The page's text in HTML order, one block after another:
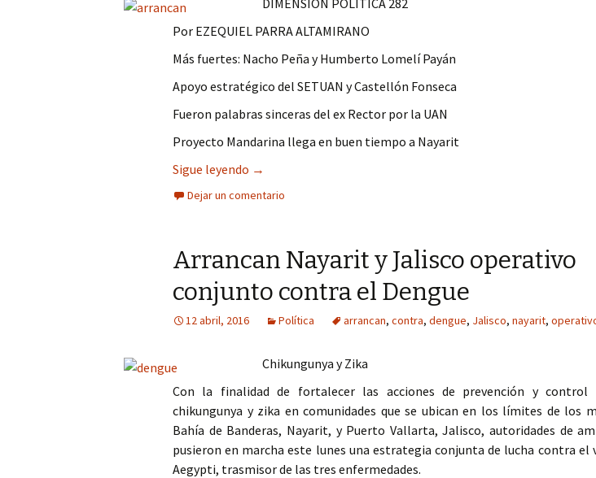
DIMENSIÓN POLÍTICA 282
Por EZEQUIEL PARRA ALTAMIRANO
Más fuertes: Nacho Peña y Humberto Lomelí Payán
Apoyo estratégico del SETUAN y Castellón Fonseca
Fueron palabras sinceras del ex Rector por la UAN
Proyecto Mandarina llega en buen tiempo a Nayarit
Sigue leyendo Arrancan campaña 8 aspirantes a Rector de la UAN
→
Dejar un comentario
Arrancan Nayarit y Jalisco operativo
conjunto contra el Dengue
12 abril, 2016 Política arrancan, contra, dengue, Jalisco, nayarit,
Chikungunya y Zika
Con la finalidad de fortalecer las acciones de prevención y control
chikungunya y zika en comunidades que se ubican en los límites de los
Bahía de Banderas, Nayarit, y Puerto Vallarta, Jalisco, autoridades de
pusieron en marcha este lunes una estrategia conjunta de lucha contra el
Aegypti, trasmisor de las tres enfermedades.